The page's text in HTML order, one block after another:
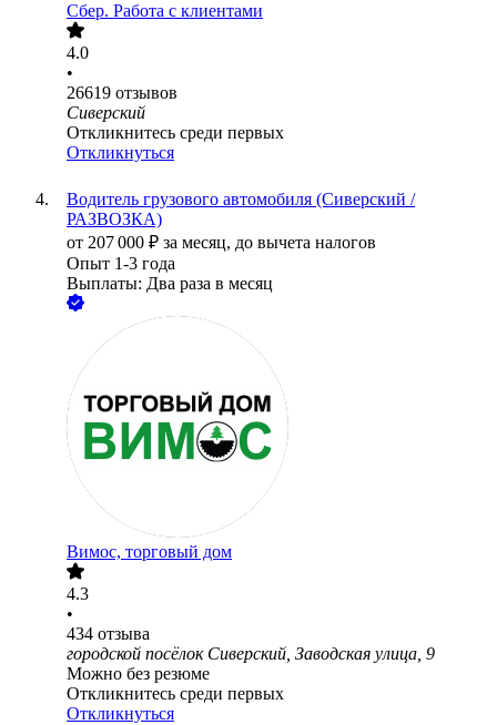
Сбер. Работа с клиентами
4.0
•
26619 отзывов
Сиверский
Откликнитесь среди первых
Откликнуться
Водитель грузового автомобиля (Сиверский /
РАЗВОЗКА)
от 207 000 ₽ за месяц, до вычета налогов
Опыт 1-3 года
Выплаты: Два раза в месяц
Вимос, торговый дом
4.3
•
434 отзыва
городской посёлок Сиверский, Заводская улица, 9
Можно без резюме
Откликнитесь среди первых
Откликнуться